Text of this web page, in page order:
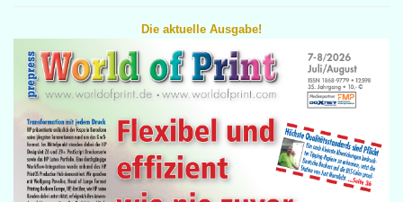
Die aktuelle Ausgabe!